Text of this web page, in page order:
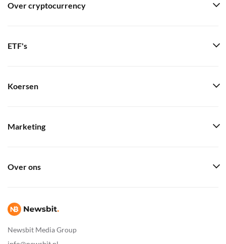
Newsbit Media Group
Over cryptocurrency
ETF's
Koersen
Marketing
Over ons